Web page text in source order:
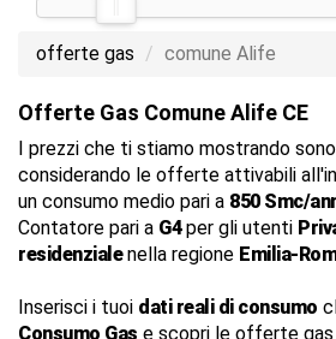
offerte gas comune Alife
Offerte Gas Comune Alife CE
I prezzi che ti stiamo mostrando
considerando le offerte attivabili
un consumo medio pari a 850 Smc/
Contatore pari a G4per gli utenti
residenzialenella regione Emilia-
Inserisci i tuoi dati reali di consumo
Consumo Gas e scopri le offerte gas